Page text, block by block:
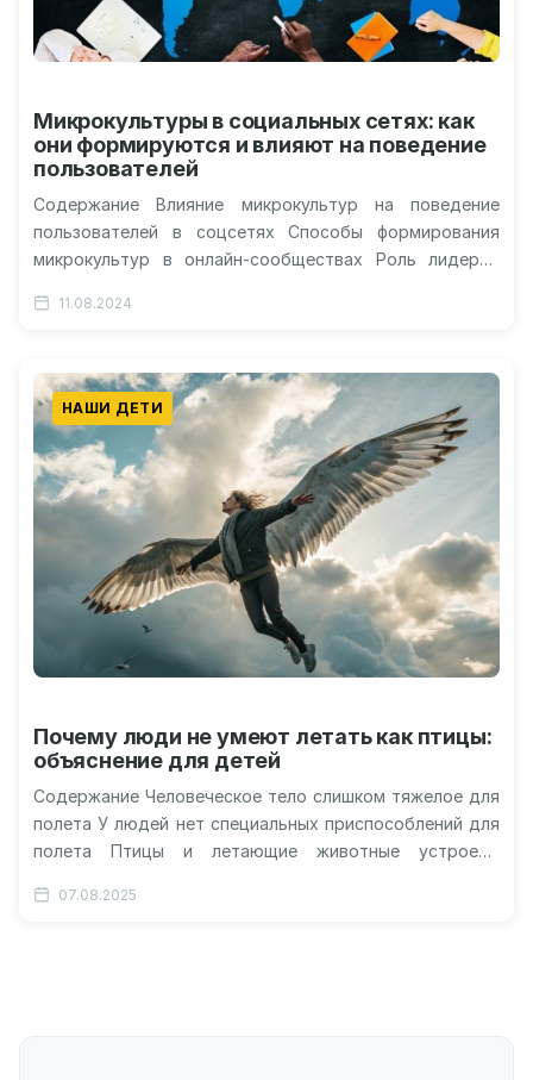
Микрокультуры в социальных сетях: как
они формируются и влияют на поведение
пользователей
Содержание Влияние микрокультур на поведение
пользователей в соцсетях Способы формирования
микрокультур в онлайн-сообществах Роль лидеров
развитие микрокультур в социальных…
11.08.2024
НАШИ ДЕТИ
Почему люди не умеют летать как птицы:
объяснение для детей
Содержание Человеческое тело слишком тяжелое для
полета У людей нет специальных приспособлений для
полета Птицы и летающие животные устроены
научились…
07.08.2025